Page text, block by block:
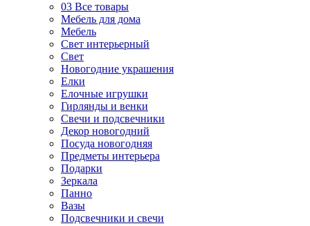
03 Все товары
Мебель для дома
Мебель
Свет интерьерный
Свет
Новогодние украшения
Елки
Елочные игрушки
Гирлянды и венки
Свечи и подсвечники
Декор новогодний
Посуда новогодняя
Предметы интерьера
Подарки
Зеркала
Панно
Вазы
Подсвечники и свечи